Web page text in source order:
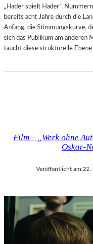
„Hader spielt Hader“,
bereits acht Jahre durch die
Anfang, die Stimmungskurve,
sich das Publikum am anderen
taucht diese strukturelle
Film – „Werk ohne
Oskar-
Veröffentlicht am:22.